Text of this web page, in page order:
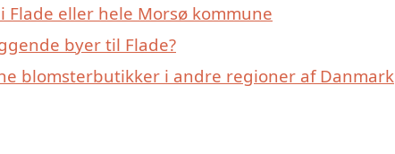
eller hele Morsø kommune
byer til Flade?
blomsterbutikker i andre regioner af Danmark